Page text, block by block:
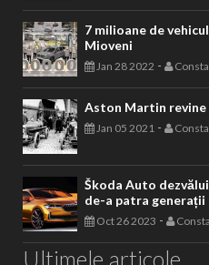
7 milioane de
Mioveni
Jan 28 2022 -
Aston Martin revine
Jan 05 2021 -
Škoda Auto
de-a patra generații
Oct 26 2023 -
Ultimele articole